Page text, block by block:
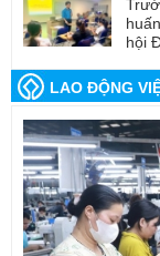
hội
LAO ĐỘNG